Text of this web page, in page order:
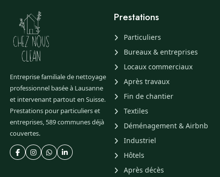
Entreprise familiale de nettoyage
professionnel basée à Lausanne
et intervenant partout en Suisse.
Prestations pour particuliers et
entreprises, 589 communes déjà
couvertes.
Prestations
Particuliers
Bureaux & entreprises
Locaux commerciaux
Après travaux
Fin de chantier
Textiles
Déménagement & Airbnb
Industriel
Hôtels
Après décès